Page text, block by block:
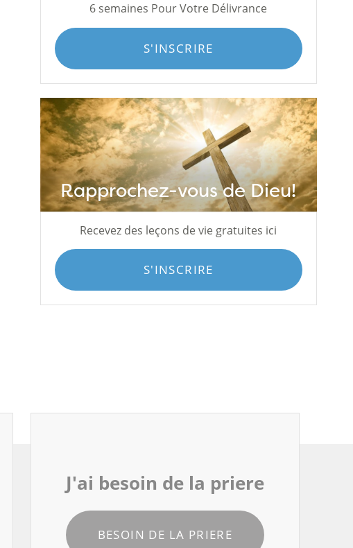
6 semaines Pour Votre Délivrance
S'INSCRIRE
Rapprochez-vous de Dieu!
Recevez des leçons de vie gratuites ici
S'INSCRIRE
J'ai besoin de la priere
BESOIN DE LA PRIERE